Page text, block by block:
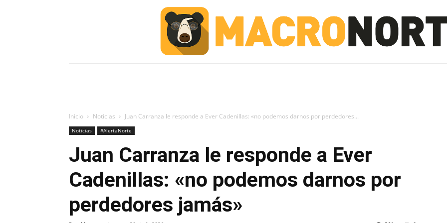
Inicio Noticias Juan Carranza le responde a Ever Cadenillas: «no podemos darnos por perdedores...
Noticias #AlertaNorte
Juan Carranza le responde a Ever
Cadenillas: «no podemos darnos por
perdedores jamás»